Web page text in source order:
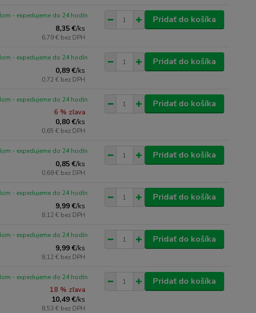
8,35 €/ks
6,79 € bez DPH
- expedujeme do 24 hodín Pridať do košíka
0,89 €/ks
0,72 € bez DPH
- expedujeme do 24 hodín Pridať do košíka
6 % zľava
0,80 €/ks
0,65 € bez DPH
- expedujeme do 24 hodín Pridať do košíka
0,85 €/ks
0,69 € bez DPH
- expedujeme do 24 hodín Pridať do košíka
9,99 €/ks
8,12 € bez DPH
- expedujeme do 24 hodín Pridať do košíka
9,99 €/ks
8,12 € bez DPH
- expedujeme do 24 hodín Pridať do košíka
18 % zľava
10,49 €/ks
8,53 € bez DPH
- expedujeme do 24 hodín Pridať do košíka